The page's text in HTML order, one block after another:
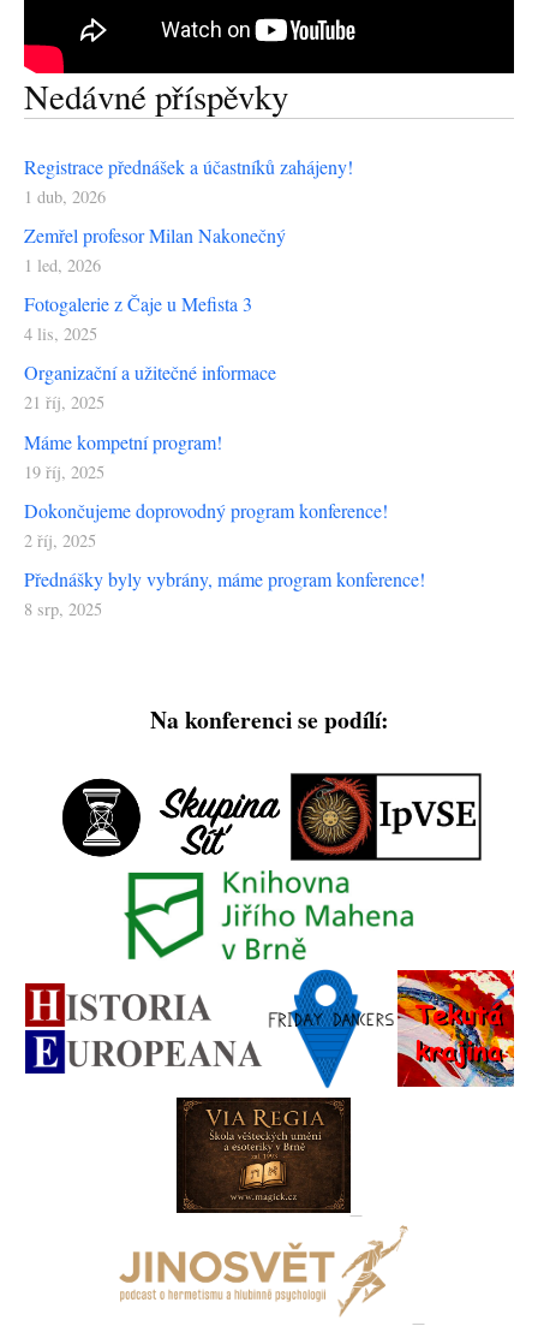
Nedávné příspěvky
Registrace přednášek a účastníků zahájeny!
1 dub, 2026
Zemřel profesor Milan Nakonečný
1 led, 2026
Fotogalerie z Čaje u Mefista 3
4 lis, 2025
Organizační a užitečné informace
21 říj, 2025
Máme kompetní program!
19 říj, 2025
Dokončujeme doprovodný program konference!
2 říj, 2025
Přednášky byly vybrány, máme program konference!
8 srp, 2025
Na konferenci se podílí: